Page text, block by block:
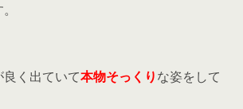
く出ていて本物そっくりな姿をして